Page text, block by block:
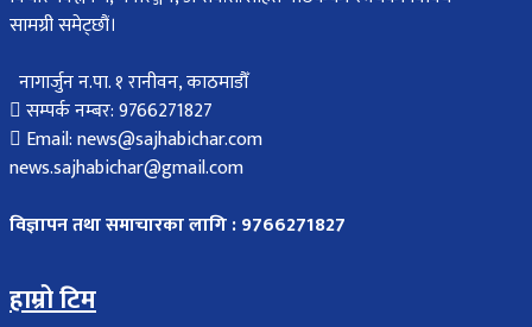
सामग्री समेट्छौं।
नागार्जुन न.पा. १ रानीवन, काठमाडौँ
सम्पर्क नम्बर: 9766271827
Email: news@sajhabichar.com
news.sajhabichar@gmail.com
विज्ञापन तथा समाचारका लागि : 9766271827
हाम्रो टिम